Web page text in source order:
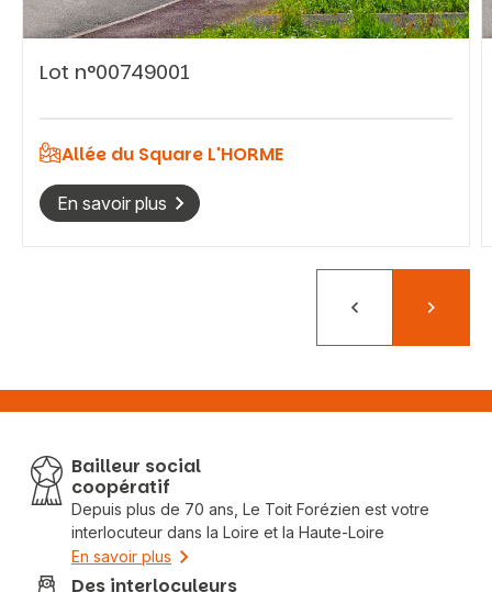
Lot n°00749001
Allée du Square L'HORME
En savoir plus
PrécédentSuivant
Bailleur social
coopératif
Depuis plus de 70 ans, Le Toit Forézien est votre
interlocuteur dans la Loire et la Haute-Loire
En savoir plus
Des interloculeurs